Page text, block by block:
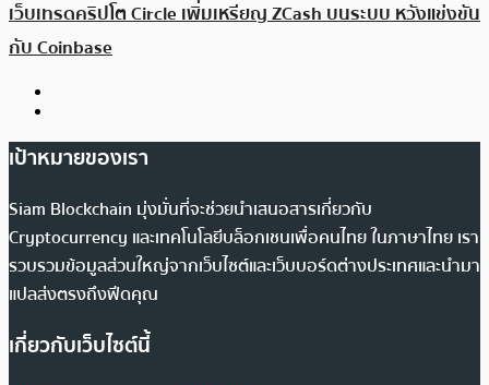
เว็บเทรดคริปโต Circle เพิ่มเหรียญ ZCash บนระบบ หวังแข่งขัน
กับ Coinbase
เป้าหมายของเรา
Siam Blockchain มุ่งมั่นที่จะช่วยนำเสนอสารเกี่ยวกับ
Cryptocurrency และเทคโนโลยีบล็อกเชนเพื่อคนไทย ในภาษาไทย เรา
รวบรวมข้อมูลส่วนใหญ่จากเว็บไซต์และเว็บบอร์ดต่างประเทศและนำมา
แปลส่งตรงถึงฟีดคุณ
เกี่ยวกับเว็บไซต์นี้